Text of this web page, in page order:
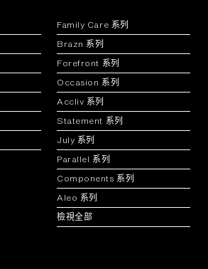
Family Care 系列
Brazn 系列
Forefront 系列
Occasion 系列
Accliv 系列
Statement 系列
July 系列
Parallel 系列
Components 系列
Aleo 系列
檢視全部